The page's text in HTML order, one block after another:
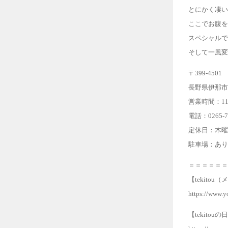
とにかく凄
ここでお腹
スペシャル
そして一風
〒399-4501
長野県伊那
営業時間：
電話：0265-
定休日：木
駐車場：あり
＝＝＝＝＝
【tekitou（
https://
【tekitouの